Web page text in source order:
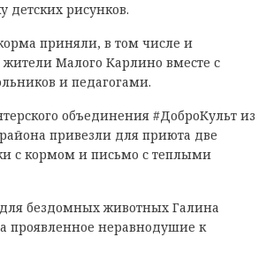
детских рисунков.
приняли, в том числе и
Малого Карлино вместе с
и педагогами.
объединения #ДоброКульт из
привезли для приюта две
с кормом и письмо с теплыми
бездомных животных Галина
проявленное неравнодушие к